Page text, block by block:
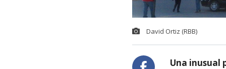
David Ortiz (RBB)
Una inusual